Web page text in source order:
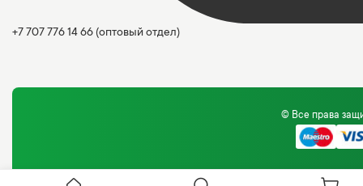
+7 707 776 14 66 (оптовый отдел)
© Все права